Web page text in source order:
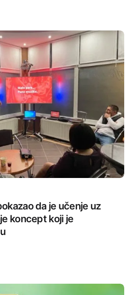
da je učenje uz
koncept koji je